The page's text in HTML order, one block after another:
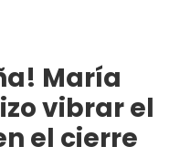
María
vibrar el
el cierre